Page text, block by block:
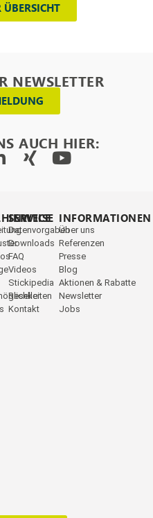
NEWSLETTER
AUCH HIER:
SERVICE
Datenvorgaben
Downloads
FAQ
Videos
Stickipedia
Reseller
Kontakt
INFORMATIONEN
Über uns
Referenzen
Presse
Blog
Aktionen & Rabatte
Newsletter
Jobs